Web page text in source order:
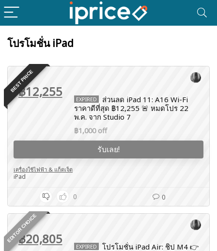
โปรโมชั่น iPad
BEST PRICE
฿12,255 EXPIRED
ส่วนลด iPad 11: A16 Wi-Fi
ราคาดีที่สุด ฿12,255 🚨 หมดโปร 22
พ.ค. จาก Studio 7
฿1,000 off
รับเลย!
เครื่องใช้ไฟฟ้า & แก็ดเจ็ต
iPad
0 0
EDITOR CHOICE
฿20,805 EXPIRED
โปรโมชั่น iPad Air: ชิป M4 👉